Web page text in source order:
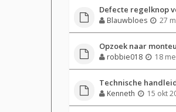
Defecte regelknop
Blauwbloes 27
Opzoek naar
robbie018 18
Technische
Kenneth 15 okt